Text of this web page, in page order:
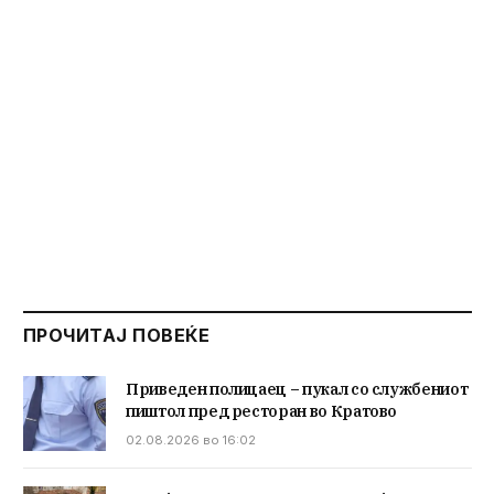
ПРОЧИТАЈ ПОВЕЌЕ
Приведен полицаец – пукал со службениот
пиштол пред ресторан во Кратово
02.08.2026 во 16:02